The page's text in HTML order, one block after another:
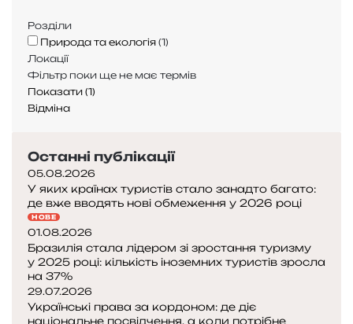
я
в
и
щ
е
і
е
й
о
г
о
п
о
б
а
ч
и
Розділи
Природа та екологія (1)
Локації
Фільтр поки ще не має термів
Показати (1)
Відміна
Останні публікації
05.08.2026
У яких країнах туристів стало занадто багато:
де вже вводять нові обмеження у 2026 році
НОВЕ
01.08.2026
Бразилія стала лідером зі зростання туризму
у 2025 році: кількість іноземних туристів зросла
на 37%
29.07.2026
Українські права за кордоном: де діє
національне посвідчення, а коли потрібне